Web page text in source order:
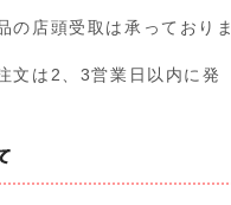
の店頭受取は承っておりま
文は2、3営業日以内に発